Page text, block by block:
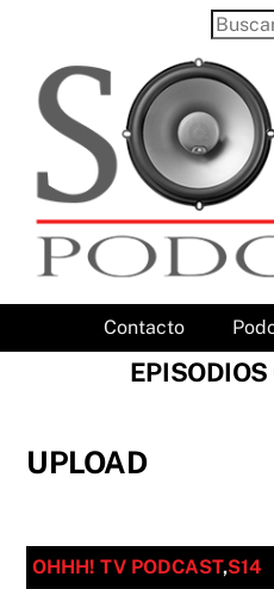
content
Contacto
UPLOAD
OHHH! TV PODCAST,S14